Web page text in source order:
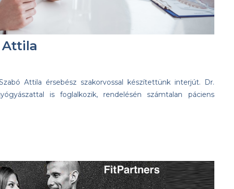
Attila
Attila érsebész szakorvossal készítettünk interjút. Dr.
is foglalkozik, rendelésén számtalan páciens